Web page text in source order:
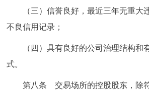
（三）信誉良好，最近三年无重大
不良信用记录；
（四）具有良好的公司治理结构和
式。
第八条 交易场所的控股股东，除符